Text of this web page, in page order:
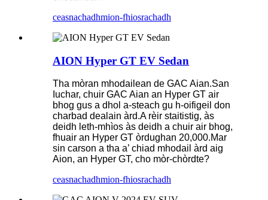
ceasnachadhmion-fhiosrachadh
AION Hyper GT EV Sedan
Tha mòran mhodailean de GAC Aian.San
Iuchar, chuir GAC Aian an Hyper GT air
bhog gus a dhol a-steach gu h-oifigeil don
charbad dealain àrd.A rèir staitistig, às
deidh leth-mhìos às deidh a chuir air bhog,
fhuair an Hyper GT òrdughan 20,000.Mar
sin carson a tha a’ chiad mhodail àrd aig
Aion, an Hyper GT, cho mòr-chòrdte?
ceasnachadhmion-fhiosrachadh